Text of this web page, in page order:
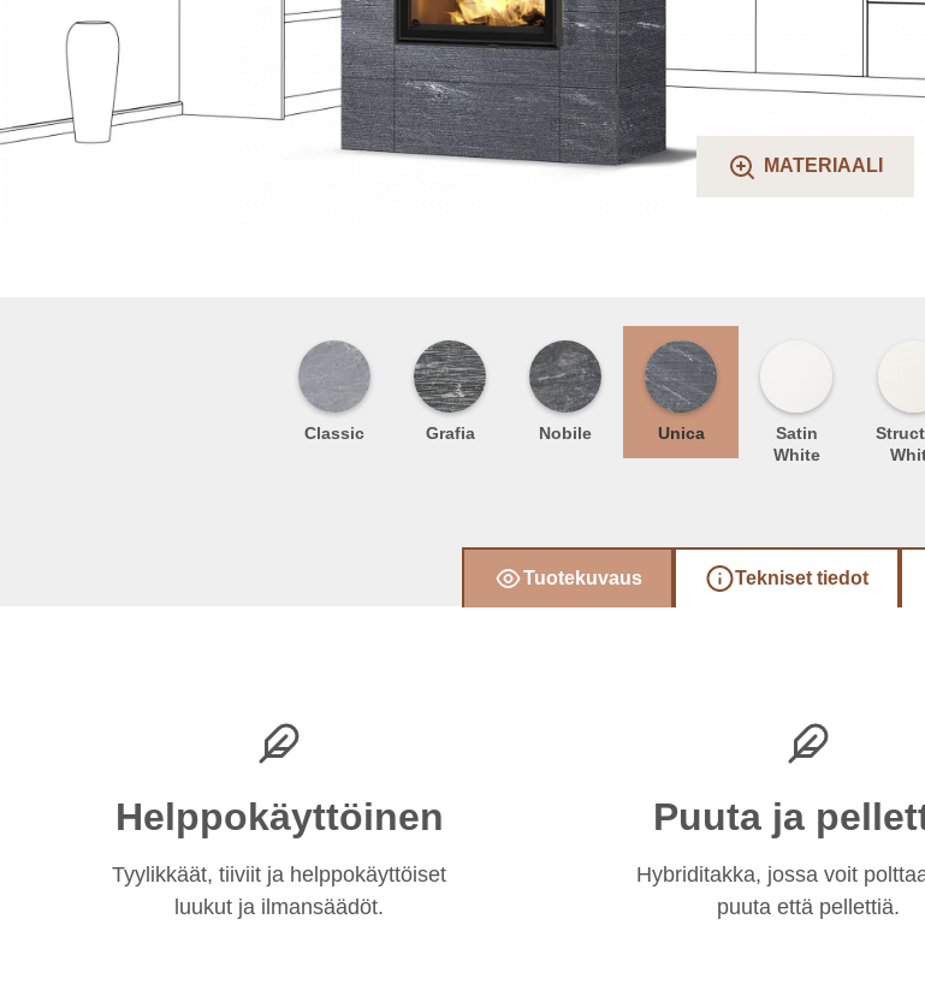
MATERIAALI
Classic Grafia Nobile Unica
Satin
White
Tuotekuvaus Tekniset tiedot
Helppokäyttöinen
Tyylikkäät, tiiviit ja helppokäyttöiset
luukut ja ilmansäädöt.
Puuta ja
Hybriditakka, jossa voit
puuta että pellettiä.